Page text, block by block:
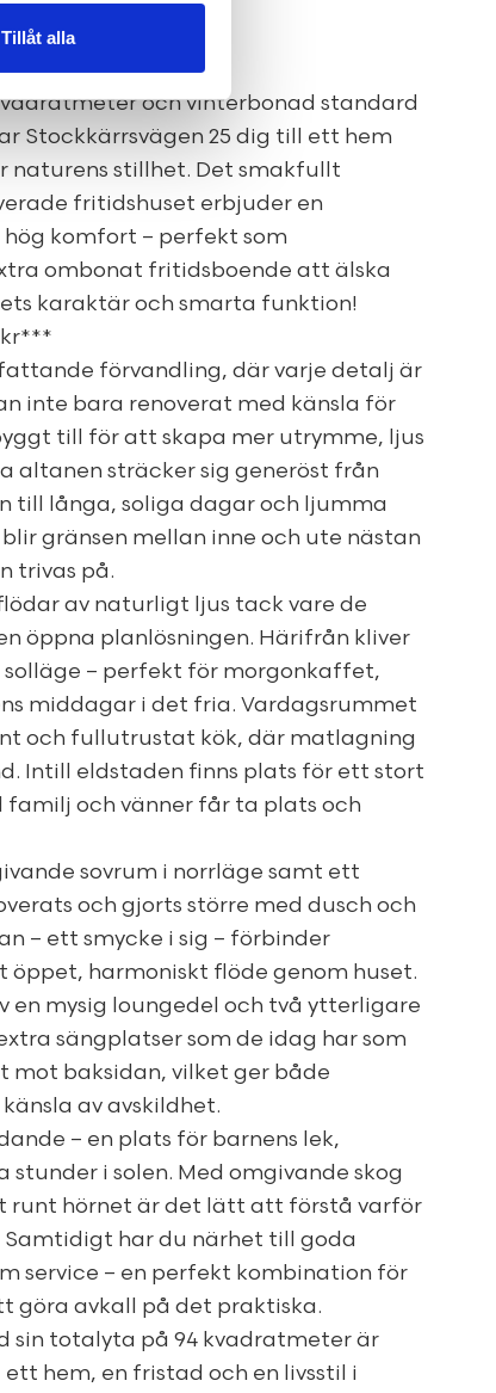
Tillåt alla
och vinterbonad standard
Stockkärrsvägen 25 dig till ett hem
naturens stillhet. Det smakfullt
fritidshuset erbjuder en
komfort – perfekt som
ombonat fritidsboende att älska
karaktär och smarta funktion!
förvandling, där varje detalj är
inte bara renoverat med känsla för
till för att skapa mer utrymme, ljus
altanen sträcker sig generöst från
till långa, soliga dagar och ljumma
gränsen mellan inne och ute nästan
trivas på.
av naturligt ljus tack vare de
öppna planlösningen. Härifrån kliver
– perfekt för morgonkaffet,
middagar i det fria. Vardagsrummet
och fullutrustat kök, där matlagning
Intill eldstaden finns plats för ett stort
och vänner får ta plats och
sovrum i norrläge samt ett
och gjorts större med dusch och
– ett smycke i sig – förbinder
öppet, harmoniskt flöde genom huset.
en mysig loungedel och två ytterligare
sängplatser som de idag har som
mot baksidan, vilket ger både
av avskildhet.
– en plats för barnens lek,
i solen. Med omgivande skog
runt hörnet är det lätt att förstå varför
har du närhet till goda
service – en perfekt kombination för
göra avkall på det praktiska.
sin totalyta på 94 kvadratmeter är
hem, en fristad och en livsstil i